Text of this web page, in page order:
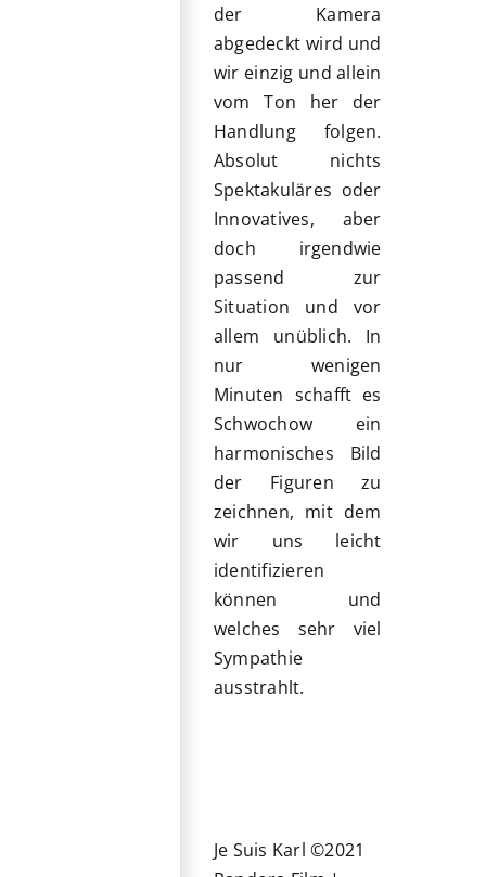
der Kamera
abgedeckt wird und
wir einzig und allein
vom Ton her der
Handlung folgen.
Absolut nichts
Spektakuläres oder
Innovatives, aber
doch irgendwie
passend zur
Situation und vor
allem unüblich. In
nur wenigen
Minuten schafft es
Schwochow ein
harmonisches Bild
der Figuren zu
zeichnen, mit dem
wir uns leicht
identifizieren
können und
welches sehr viel
Sympathie
ausstrahlt.
Je Suis Karl ©2021